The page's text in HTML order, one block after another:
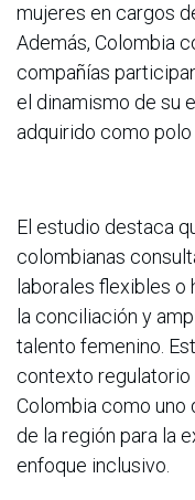
mujeres en cargos
Además, Colombia
compañías
el dinamismo de su
adquirido como
El estudio destaca
colombianas
laborales flexibles
la conciliación y
talento femenino.
contexto
Colombia como uno
de la región para la
enfoque inclusivo.